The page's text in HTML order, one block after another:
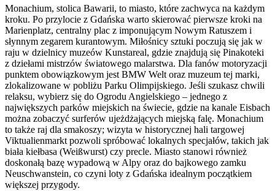
Monachium, stolica Bawarii, to miasto, które zachwyca na każdym
kroku. Po przylocie z Gdańska warto skierować pierwsze kroki na
Marienplatz, centralny plac z imponującym Nowym Ratuszem i
słynnym zegarem kurantowym. Miłośnicy sztuki poczują się jak w
raju w dzielnicy muzeów Kunstareal, gdzie znajdują się Pinakoteki
z dziełami mistrzów światowego malarstwa. Dla fanów motoryzacji
punktem obowiązkowym jest BMW Welt oraz muzeum tej marki,
zlokalizowane w pobliżu Parku Olimpijskiego. Jeśli szukasz chwili
relaksu, wybierz się do Ogrodu Angielskiego – jednego z
największych parków miejskich na świecie, gdzie na kanale Eisbach
można zobaczyć surferów ujeżdżających miejską falę. Monachium
to także raj dla smakoszy; wizyta w historycznej hali targowej
Viktualienmarkt pozwoli spróbować lokalnych specjałów, takich jak
biała kiełbasa (Weißwurst) czy precle. Miasto stanowi również
doskonałą bazę wypadową w Alpy oraz do bajkowego zamku
Neuschwanstein, co czyni loty z Gdańska idealnym początkiem
większej przygody.